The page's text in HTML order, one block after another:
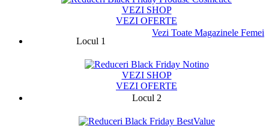
VEZI SHOP
VEZI OFERTE
Vezi Toate Magazinele Femei
Locul 1
VEZI SHOP
VEZI OFERTE
Locul 2